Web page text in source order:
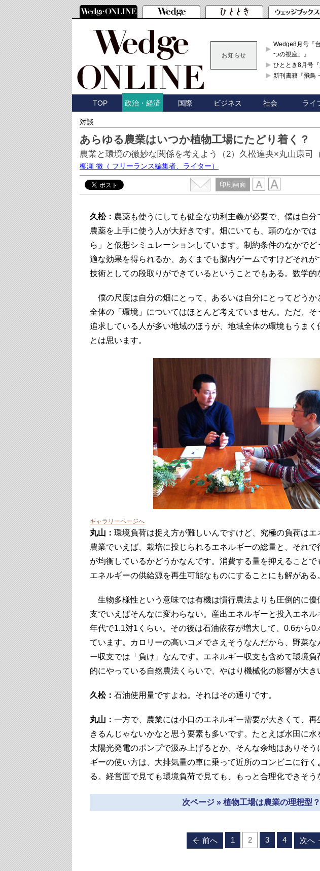
お知らせ
Wedge8月号『
つの視座」』
ひととき8月号
新刊書籍『飛鳥
TOP 政治・経済 国際 ビジネス 社会 ライ
対談
あらゆる農業はいつか植物工場にたどり着く？
農業と環境の微妙な関係を考えよう（2）久松達央×丸山康司（
柳瀬 徹 （ フリーランス編集者、ライター）
印刷画面
久松： 農薬も使うにしても健全な功利主義が必要で、僕は自分
農薬を上手に使う人が大好きです。畑にいても、頭のなかでは
ら」と仮想シミュレーションしています。制約条件のなかで
適な効果を得られるか、あくまでも脳内ゲームですけどそれ
技術としての段取りができているということでもある。数学的
僕の尺度は自分の畑にとって、あるいは自分にとってどうか
全体の「環境」についてはほとんど考えていません。ただ、
追求している人が多い地域のほうが、地域全体の環境もうまく
とは思います。
ギャラリーページへ
丸山： 環境負荷は捉え方が難しいんですけど、究極の負荷はエ
農業でいえば、栽培に投じられるエネルギーの総量と、それ
が均衡しているかどうかなんです。消費する量を抑えることで
エネルギーの供給源を再生可能なものにすることにも解がある
生物多様性という意味では有機は慣行農法よりも圧倒的に優
支でいえばそんなに変わらない。産出エネルギーと投入エネ
年代で1.1対1くらい。その後は石油依存が増大して、0.6から
ています。カロリーの高いコメでさえそうなんだから、野菜
ー収支では「負け」なんです。エネルギー収支も含めて環境
的にやっている自然農法くらいで、やはり機械化の影響が大き
久松： 石油使用量ですよね。それはその通りです。
丸山： 一方で、農業には小口のエネルギー需要が大きくて、
きるんじゃないかなと思う要素も多いです。たとえば水田に
太陽光発電のポンプで汲み上げるとか、そんな余地はありそ
ギーの使い方は、大排気量の車に乗って近所のコンビニに行
る。経営面で見ても環境負荷で見ても、もっと合理化できそう
次ページ » 植物工場は農業の理想型？
前へ 1 2 3 4 次へ